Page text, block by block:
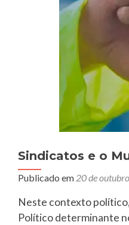
Sindicatos e o
Publicado em 20 de
Neste contexto
Político determinante